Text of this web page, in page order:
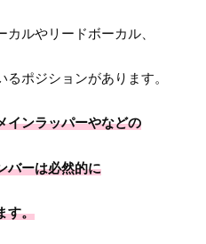
ルやリードボーカル、
ポジションがあります。
インラッパーやなどの
バーは必然的に
す。